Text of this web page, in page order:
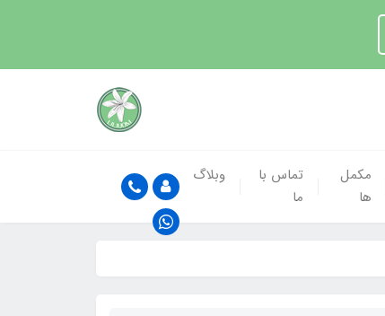
مکمل
ها
تماس با
ما
وبلاگ